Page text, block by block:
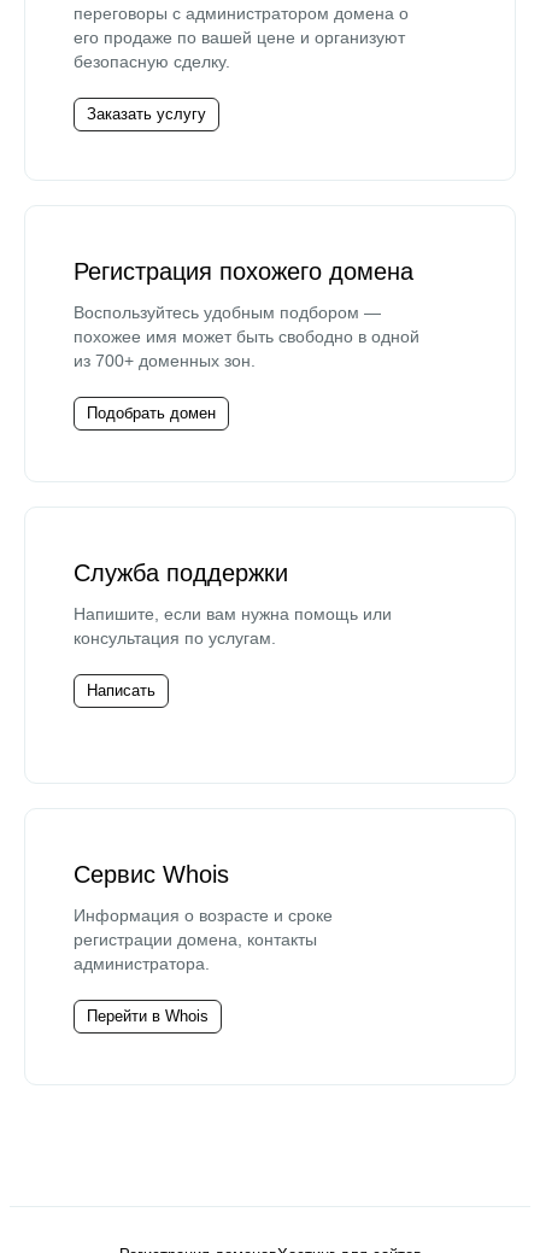
переговоры с администратором домена о
его продаже по вашей цене и организуют
безопасную сделку.
Заказать услугу
Регистрация похожего домена
Воспользуйтесь удобным подбором —
похожее имя может быть свободно в одной
из 700+ доменных зон.
Подобрать домен
Служба поддержки
Напишите, если вам нужна помощь или
консультация по услугам.
Написать
Сервис Whois
Информация о возрасте и сроке
регистрации домена, контакты
администратора.
Перейти в Whois